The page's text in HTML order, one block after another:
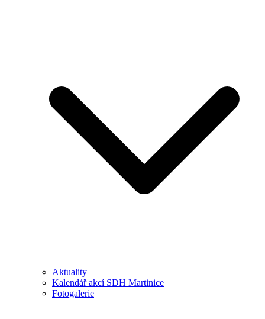
Aktuality
Kalendář akcí SDH Martinice
Fotogalerie